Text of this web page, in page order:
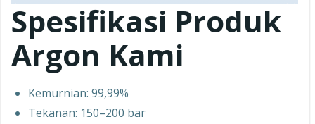
Spesifikasi Produk
Argon Kami
Kemurnian: 99,99%
Tekanan: 150–200 bar